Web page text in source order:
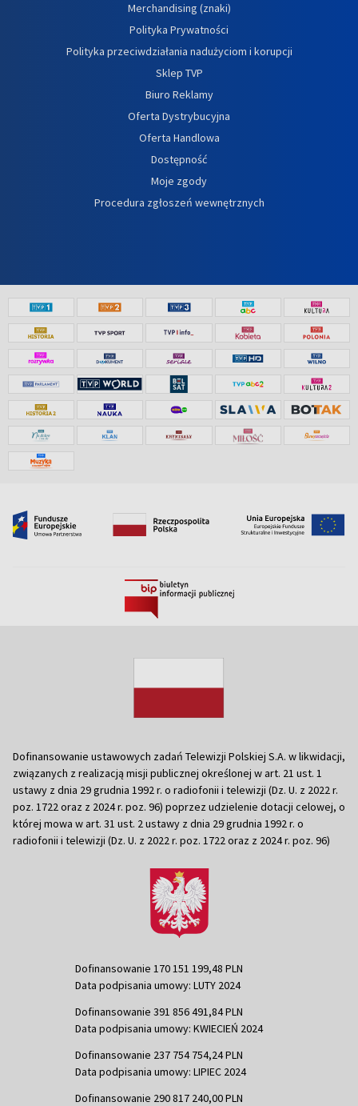
Merchandising (znaki)
Polityka Prywatności
Polityka przeciwdziałania nadużyciom i korupcji
Sklep TVP
Biuro Reklamy
Oferta Dystrybucyjna
Oferta Handlowa
Dostępność
Moje zgody
Procedura zgłoszeń wewnętrznych
Dofinansowanie ustawowych zadań Telewizji Polskiej S.A. w likwidacji,
związanych z realizacją misji publicznej określonej w art. 21 ust. 1
ustawy z dnia 29 grudnia 1992 r. o radiofonii i telewizji (Dz. U. z 2022 r.
poz. 1722 oraz z 2024 r. poz. 96) poprzez udzielenie dotacji celowej, o
której mowa w art. 31 ust. 2 ustawy z dnia 29 grudnia 1992 r. o
radiofonii i telewizji (Dz. U. z 2022 r. poz. 1722 oraz z 2024 r. poz. 96)
Dofinansowanie 170 151 199,48 PLN
Data podpisania umowy: LUTY 2024
Dofinansowanie 391 856 491,84 PLN
Data podpisania umowy: KWIECIEŃ 2024
Dofinansowanie 237 754 754,24 PLN
Data podpisania umowy: LIPIEC 2024
Dofinansowanie 290 817 240,00 PLN